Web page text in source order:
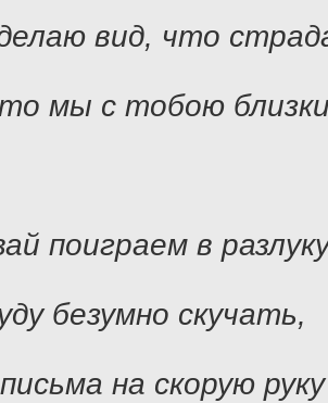
вид, что
мы с тобою
поиграем в
безумно скучать,
на скорую руку